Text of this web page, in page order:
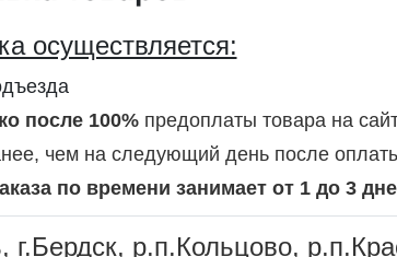
осуществляется:
после 100% предоплаты товара на
чем на следующий день после оплаты
по времени занимает от 1 до 3
г.Бердск, р.п.Кольцово,